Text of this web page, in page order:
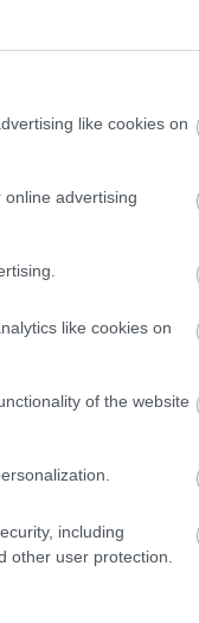
like cookies on
advertising
like cookies on
of the website
including
other user protection.